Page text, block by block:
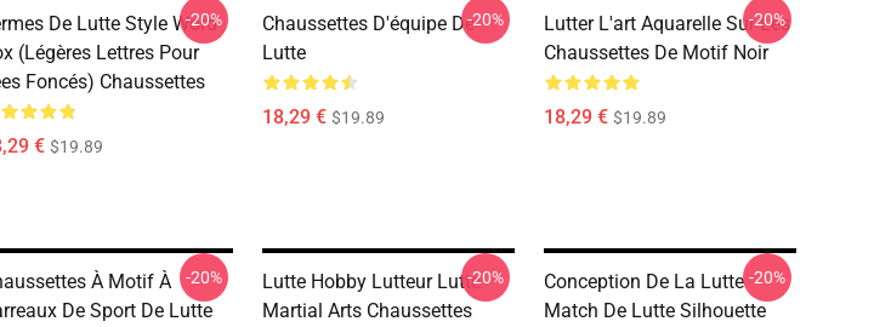
De Lutte Style Word
(Légères Lettres Pour
Foncés) Chaussettes
€ $19.89
-20%
Chaussettes D'équipe De
Lutte
18,29 € $19.89
-20%
Lutter L'art Aquarelle Sur Les
Chaussettes De Motif Noir
18,29 € $19.89
-20%
À Motif À
De Sport De Lutte
-20%
Lutte Hobby Lutteur Lutte
Martial Arts Chaussettes
-20%
Conception De La Lutte
Match De Lutte Silhouette
-20%